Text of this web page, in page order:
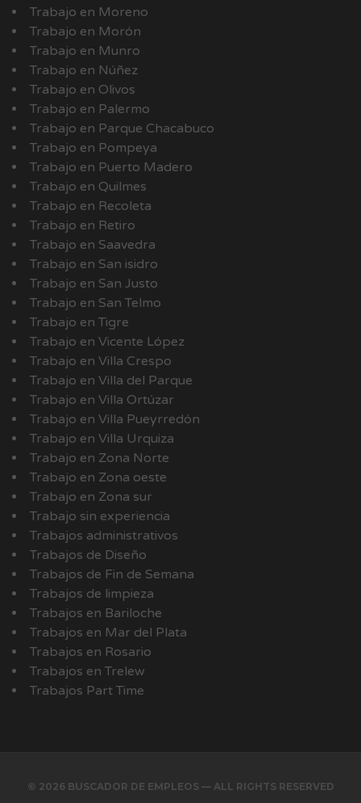
Trabajo en Moreno
Trabajo en Morón
Trabajo en Munro
Trabajo en Núñez
Trabajo en Olivos
Trabajo en Palermo
Trabajo en Parque Chacabuco
Trabajo en Pompeya
Trabajo en Puerto Madero
Trabajo en Quilmes
Trabajo en Recoleta
Trabajo en Retiro
Trabajo en Saavedra
Trabajo en San isidro
Trabajo en San Justo
Trabajo en San Telmo
Trabajo en Tigre
Trabajo en Vicente López
Trabajo en Villa Crespo
Trabajo en Villa del Parque
Trabajo en Villa Ortúzar
Trabajo en Villa Pueyrredón
Trabajo en Villa Urquiza
Trabajo en Zona Norte
Trabajo en Zona oeste
Trabajo en Zona sur
Trabajo sin experiencia
Trabajos administrativos
Trabajos de Diseño
Trabajos de Fin de Semana
Trabajos de limpieza
Trabajos en Bariloche
Trabajos en Mar del Plata
Trabajos en Rosario
Trabajos en Trelew
Trabajos Part Time
© 2026 BUSCADOR DE EMPLEOS — ALL RIGHTS RESERVED